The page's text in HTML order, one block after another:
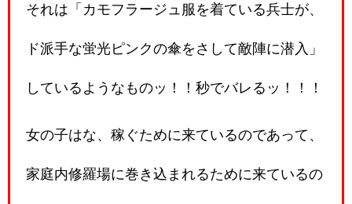
それは「カモフラージュ服を着ている兵士が、
ド派手な蛍光ピンクの傘をさして敵陣に潜入」
しているようなものッ！！秒でバレるッ！！！
女の子はな、稼ぐために来ているのであって、
家庭内修羅場に巻き込まれるために来ているの